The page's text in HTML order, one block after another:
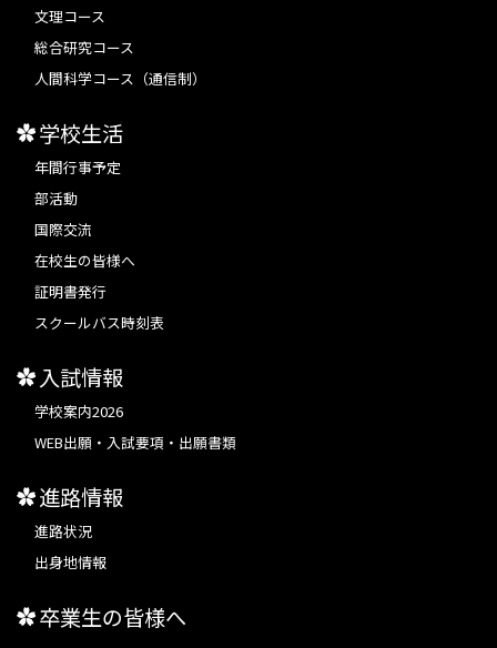
文理コース
総合研究コース
人間科学コース（通信制）
学校生活
年間行事予定
部活動
国際交流
在校生の皆様へ
証明書発行
スクールバス時刻表
入試情報
学校案内2026
WEB出願・入試要項・出願書類
進路情報
進路状況
出身地情報
卒業生の皆様へ